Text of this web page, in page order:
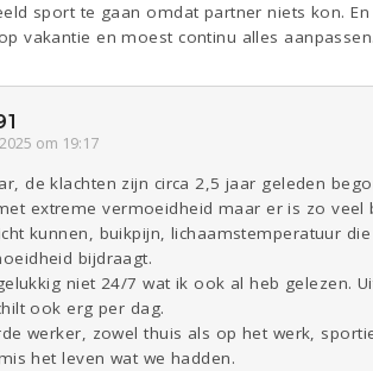
sport te gaan omdat partner niets kon.
vakantie en moest continu alles
om 19:17
de klachten zijn circa 2,5 jaar geleden
extreme vermoeidheid maar er is zo
kunnen, buikpijn, lichaamstemperatuur
bijdraagt.
niet 24/7 wat ik ook al heb gelezen.
ook erg per dag.
werker, zowel thuis als op het werk,
het leven wat we hadden.